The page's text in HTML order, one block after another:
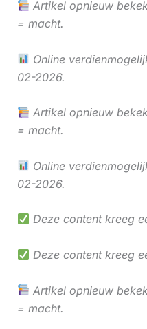
Artikel opnieuw
= macht.
Online
02-2026.
Artikel opnieuw
= macht.
Online
02-2026.
Deze content kreeg
Deze content kreeg
Artikel opnieuw
= macht.